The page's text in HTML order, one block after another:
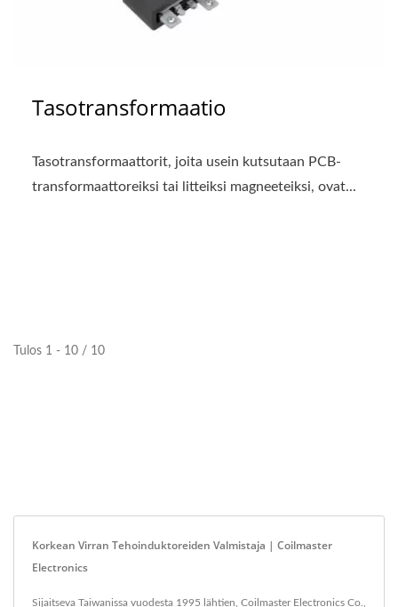
Tasotransformaatio
Tasotransformaattorit, joita usein kutsutaan PCB-
transformaattoreiksi tai litteiksi magneeteiksi, ovat...
Tulos 1 - 10 / 10
Korkean Virran Tehoinduktoreiden Valmistaja | Coilmaster
Electronics
Sijaitseva Taiwanissa vuodesta 1995 lähtien, Coilmaster Electronics Co.,